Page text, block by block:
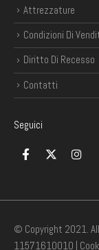
Attrezzature
Condizioni Di
Diritto Di Recesso
Contatti
Seguici
© Copyright 2021. All
11571610010 |